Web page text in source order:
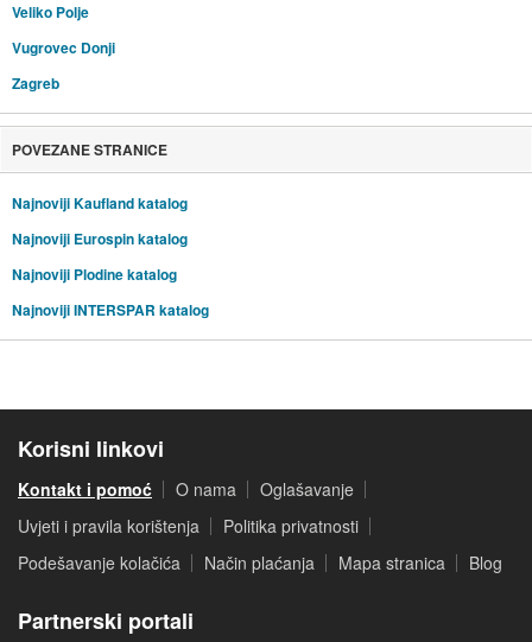
Veliko Polje
Vugrovec Donji
Zagreb
POVEZANE STRANICE
Najnoviji Kaufland katalog
Najnoviji Eurospin katalog
Najnoviji Plodine katalog
Najnoviji INTERSPAR katalog
Korisni linkovi
Kontakt i pomoć O nama
Oglašavanje
Uvjeti i pravila korištenja
Politika privatnosti
Podešavanje kolačića
Način plaćanja Mapa stranica Blog
Partnerski portali